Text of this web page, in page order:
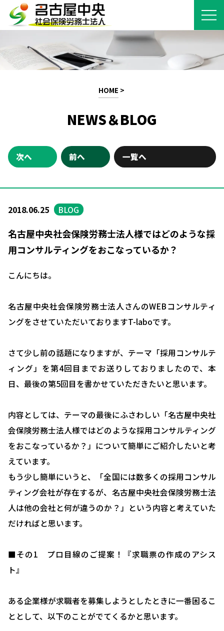
HOME >
NEWS＆BLOG
次へ 前へ 一覧へ
2018.06.25 BLOG
名古屋中央社会保険労務士法人様ではどのような採
用コンサルティングをおこなっているか？
こんにちは。
名古屋中央社会保険労務士法人さんのWEBコンサルティ
ングをさせていただいておりますT-laboです。
さて少し前の話題になりますが、テーマ「採用コンサルテ
ィング」を第4回目までお送りしておりましたので、本
日、最後の第5回目を書かせていただきたいと思います。
内容としては、テーマの最後にふさわしい「名古屋中央社
会保険労務士法人様ではどのような採用コンサルティング
をおこなっているか？」について簡単にご紹介したいと考
えています。
もう少し簡単にいうと、「全国には数多くの採用コンサル
ティング会社が存在するが、名古屋中央社会保険労務士法
人は他の会社と何が違うのか？」という内容と考えていた
だければと思います。
■その1 プロ目線のご提案！『求職票の作成のアシス
ト』
ある企業様が求職者を募集しようとしたときに一番困るこ
ととして、以下のことがでてくるかと思います。